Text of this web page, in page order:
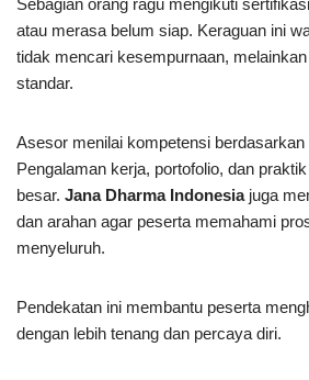
atau merasa belum siap. Keraguan ini
tidak mencari kesempurnaan,
standar.
Asesor menilai kompetensi berdasarkan
Pengalaman kerja, portofolio, dan
besar. Jana Dharma Indonesiajuga
dan arahan agar peserta memahami
menyeluruh.
Pendekatan ini membantu peserta
dengan lebih tenang dan percaya diri.